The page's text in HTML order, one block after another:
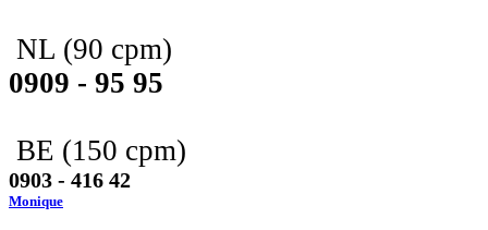
NL (90 cpm)
0909 - 95 95
BE (150 cpm)
0903 - 416 42
Monique